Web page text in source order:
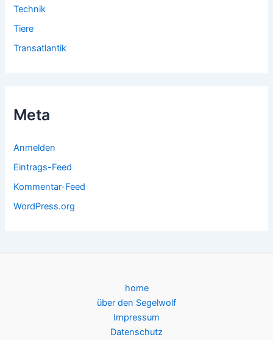
Technik
Tiere
Transatlantik
Meta
Anmelden
Eintrags-Feed
Kommentar-Feed
WordPress.org
home
über den Segelwolf
Impressum
Datenschutz